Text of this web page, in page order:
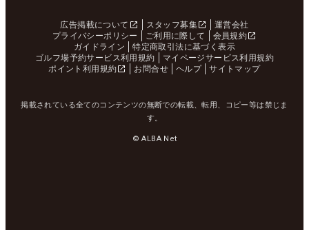
広告掲載について スタッフ募集
運営会社
プライバシーポリシー
ご利用に際して
会員規約
ガイドライン
特定商取引法に基づく表示
ゴルフ場予約サービス利用規約
マイページサービス利用規約
ポイント利用規約
お問合せ ヘルプ サイトマップ
掲載されている全てのコンテンツの無断での転載、転用、コピー等は禁じま
す。
© ALBA Net